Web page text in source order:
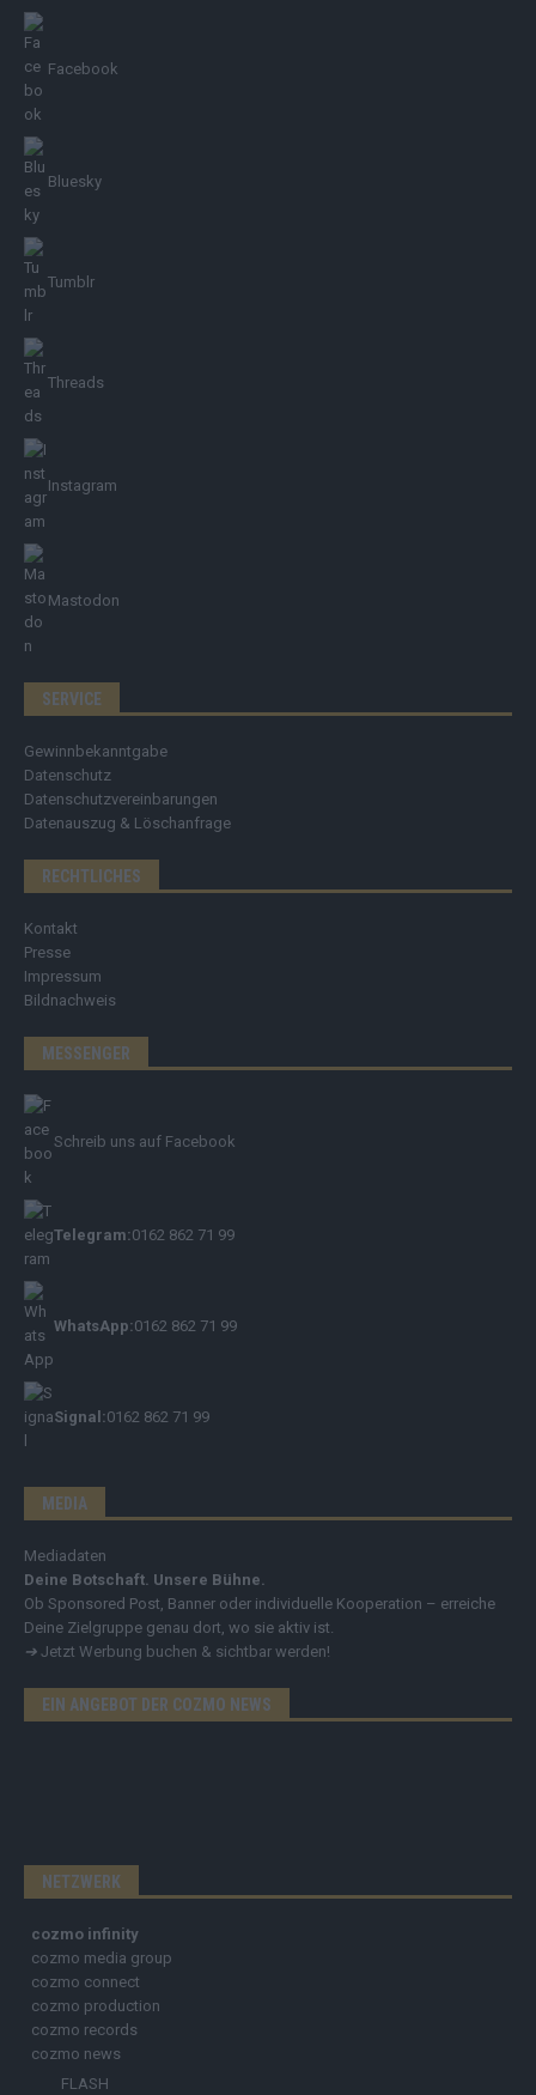
Facebook
Bluesky
Tumblr
Threads
Instagram
Mastodon
SERVICE
Gewinnbekanntgabe
Datenschutz
Datenschutzvereinbarungen
Datenauszug & Löschanfrage
RECHTLICHES
Kontakt
Presse
Impressum
Bildnachweis
MESSENGER
Schreib uns auf Facebook
Telegram:0162 862 71 99
WhatsApp:0162 862 71 99
Signal:0162 862 71 99
MEDIA
Mediadaten
Deine Botschaft. Unsere Bühne.
Ob Sponsored Post, Banner oder individuelle Kooperation – erreiche
Deine Zielgruppe genau dort, wo sie aktiv ist.
➔ Jetzt Werbung buchen & sichtbar werden!
EIN ANGEBOT DER COZMO NEWS
NETZWERK
cozmo infinity
cozmo media group
cozmo connect
cozmo production
cozmo records
cozmo news
FLASH